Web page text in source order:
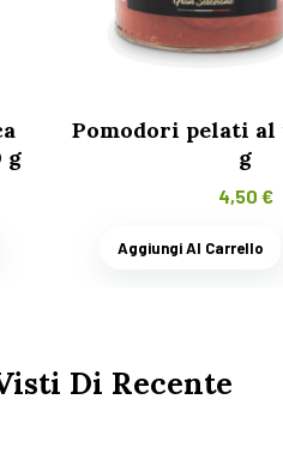
g
Pomodori pelati al
g
4,50 €
Aggiungi Al Carrello
Di Recente